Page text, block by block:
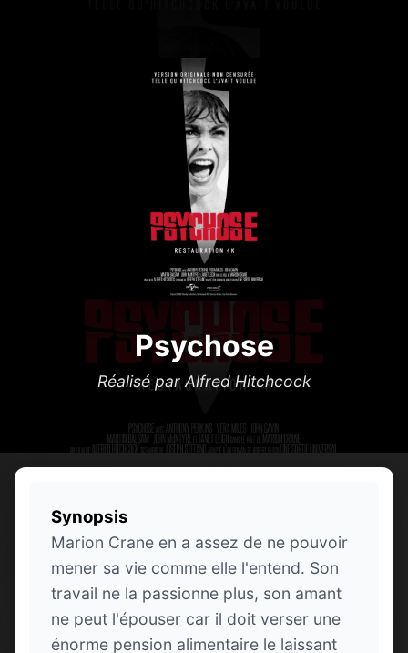
Psychose
Réalisé par Alfred Hitchcock
Synopsis
Marion Crane en a assez de ne pouvoir
mener sa vie comme elle l'entend. Son
travail ne la passionne plus, son amant
ne peut l'épouser car il doit verser une
énorme pension alimentaire le laissant